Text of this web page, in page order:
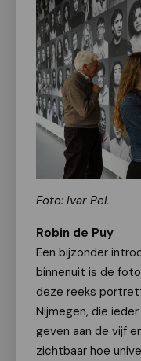
Foto: Ivar Pel.
Robin de Puy
Een bijzonder
binnenuit is de
deze reeks
Nijmegen, die
geven aan de vijf
zichtbaar hoe